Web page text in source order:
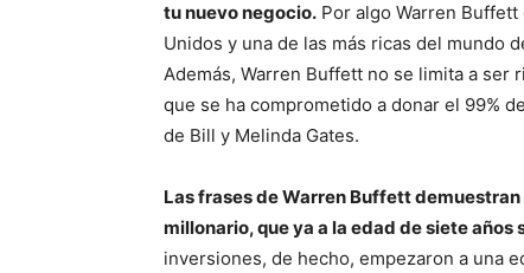
tu nuevo negocio. Por algo Warren
Unidos y una de las más ricas del mundo
Además, Warren Buffett no se limita a ser
que se ha comprometido a donar el 99%
de Bill y Melinda Gates.
Las frases de Warren Buffett
millonario, que ya a la edad de siete
inversiones, de hecho, empezaron a una